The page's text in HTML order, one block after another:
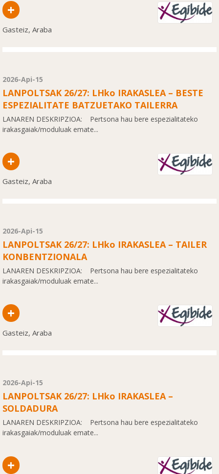
+
Gasteiz, Araba
2026-Api-15
LANPOLTSAK 26/27: LHko IRAKASLEA – BESTE
ESPEZIALITATE BATZUETAKO TAILERRA
LANAREN DESKRIPZIOA: Pertsona hau bere espezialitateko
irakasgaiak/moduluak emate...
+
Gasteiz, Araba
2026-Api-15
LANPOLTSAK 26/27: LHko IRAKASLEA – TAILER
KONBENTZIONALA
LANAREN DESKRIPZIOA: Pertsona hau bere espezialitateko
irakasgaiak/moduluak emate...
+
Gasteiz, Araba
2026-Api-15
LANPOLTSAK 26/27: LHko IRAKASLEA –
SOLDADURA
LANAREN DESKRIPZIOA: Pertsona hau bere espezialitateko
irakasgaiak/moduluak emate...
+